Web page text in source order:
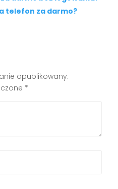
telefon za darmo?
opublikowany.
*